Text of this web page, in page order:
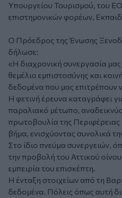
Υπουργείου Τουρισμού, του
επιστημονικών φορέων,
Ο Πρόεδρος της Ένωσης
δήλωσε:
«Η διαχρονική συνεργασία
θεμέλιο εμπιστοσύνης και
δεδομένα που μας επιτρέπουν
Η φετινή έρευνα καταγράφει
παραλιακό μέτωπο,
πρωτοβουλία της Περιφέρειας
βήμα, ενισχύοντας συνολικά
Στο ίδιο πνεύμα συνεργειών,
την προβολή του Αττικού
εμπειρία του επισκέπτη.
Η ένταξη στοιχείων από τη
δεδομένα. Πόλεις όπως αυτή